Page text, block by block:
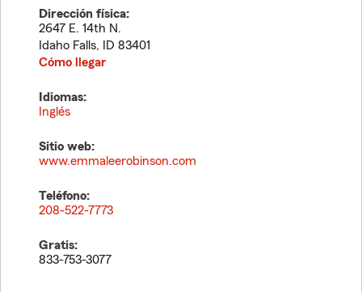
Dirección física:
2647 E. 14th N.
Idaho Falls, ID 83401
Cómo llegar
Idiomas:
Inglés
Sitio web:
www.emmaleerobinson.com
Teléfono:
208-522-7773
Gratis:
833-753-3077